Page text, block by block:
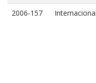
2006-157 Internacional